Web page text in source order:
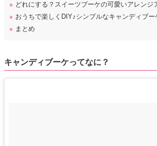
● どれにする？スイーツブーケの可愛いアレンジ
● おうちで楽しくDIY♪シンプルなキャンディブー
● まとめ
キャンディブーケってなに？